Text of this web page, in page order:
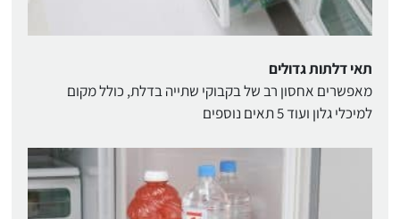
תאי דלתות גדולים
מאפשרים אחסון רב של בקבוקי שתייה בדלת, כולל מקום
למיכלי גלון ועוד 5 תאים נוספים